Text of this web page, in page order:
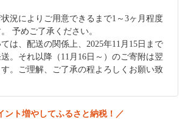
況によりご用意できるまで1～3ヶ月程度
予めご了承ください。
は、配送の関係上、2025年11月15日まで
。それ以降（11月16日～）のご寄附は翌
。ご理解、ご了承の程よろしくお願い致
ント増やしてふるさと納税！／